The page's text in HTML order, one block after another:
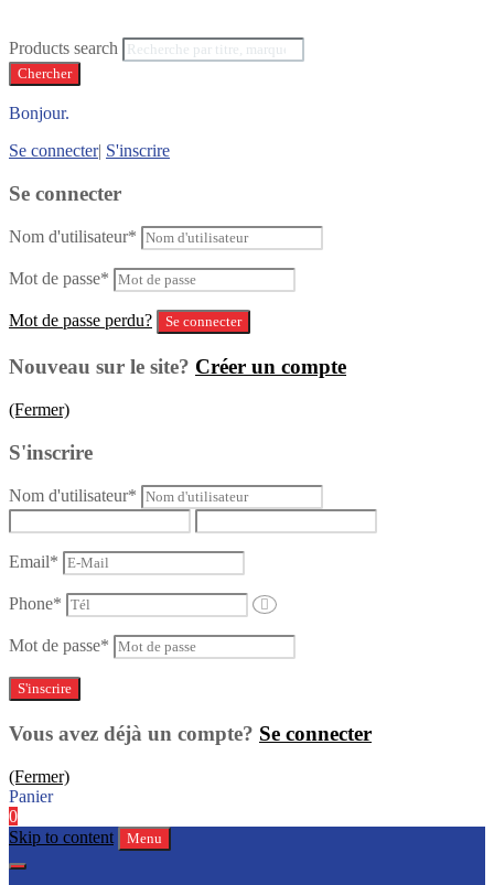
Products search
Chercher
Bonjour.
Se connecter| S'inscrire
Se connecter
Nom d'utilisateur*
Mot de passe*
Mot de passe perdu?
Nouveau sur le site? Créer un compte
(Fermer)
S'inscrire
Nom d'utilisateur*
Email*
Phone*
Mot de passe*
Vous avez déjà un compte? Se connecter
(Fermer)
Panier
0
Skip to content
Menu